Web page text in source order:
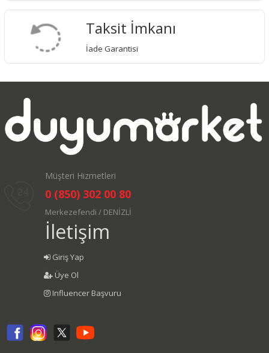
Taksit İmkanı
İade Garantisi
Müşteri Hizmetleri
0 (850) 302 00 80
Merkezefendi / DENİZLİ
İletişim
Giriş Yap
Üye Ol
Influencer Başvuru